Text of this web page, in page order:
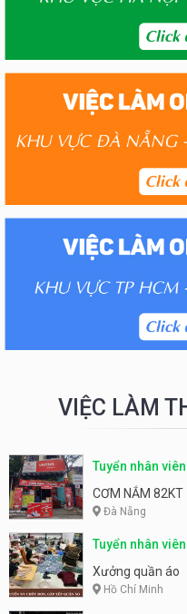
VIỆC LÀM
Tuyển nhân
CƠM NẮM 82KT
Đà Nẵng
Tuyển nhân
Xưởng quần áo
Hồ Chí Minh